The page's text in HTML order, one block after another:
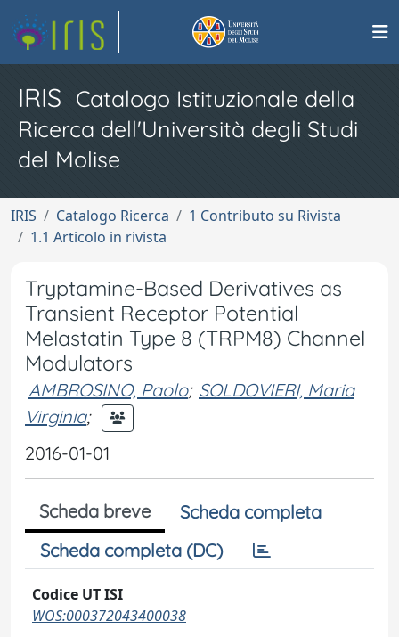
IRIS Catalogo Istituzionale della
Ricerca dell'Università degli Studi
del Molise
IRIS Catalogo Ricerca
1 Contributo su Rivista
1.1 Articolo in rivista
Tryptamine-Based Derivatives as
Transient Receptor Potential
Melastatin Type 8 (TRPM8) Channel
Modulators
AMBROSINO, Paolo; SOLDOVIERI, Maria
Virginia;
2016-01-01
Scheda breve
Scheda completa
Scheda completa (DC)
Codice UT ISI
WOS:000372043400038